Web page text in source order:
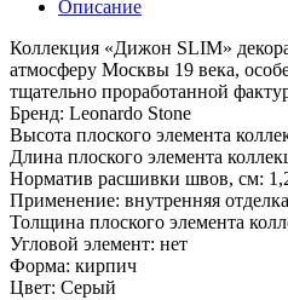
Описание
Коллекция «Дижон SLIM»
атмосферу Москвы 19 века,
тщательно проработанной
Бренд: Leonardo Stone
Высота плоского элемента
Длина плоского элемента
Норматив расшивки швов, см:
Применение: внутренняя
Толщина плоского элемента
Угловой элемент: нет
Форма: кирпич
Цвет: Серый